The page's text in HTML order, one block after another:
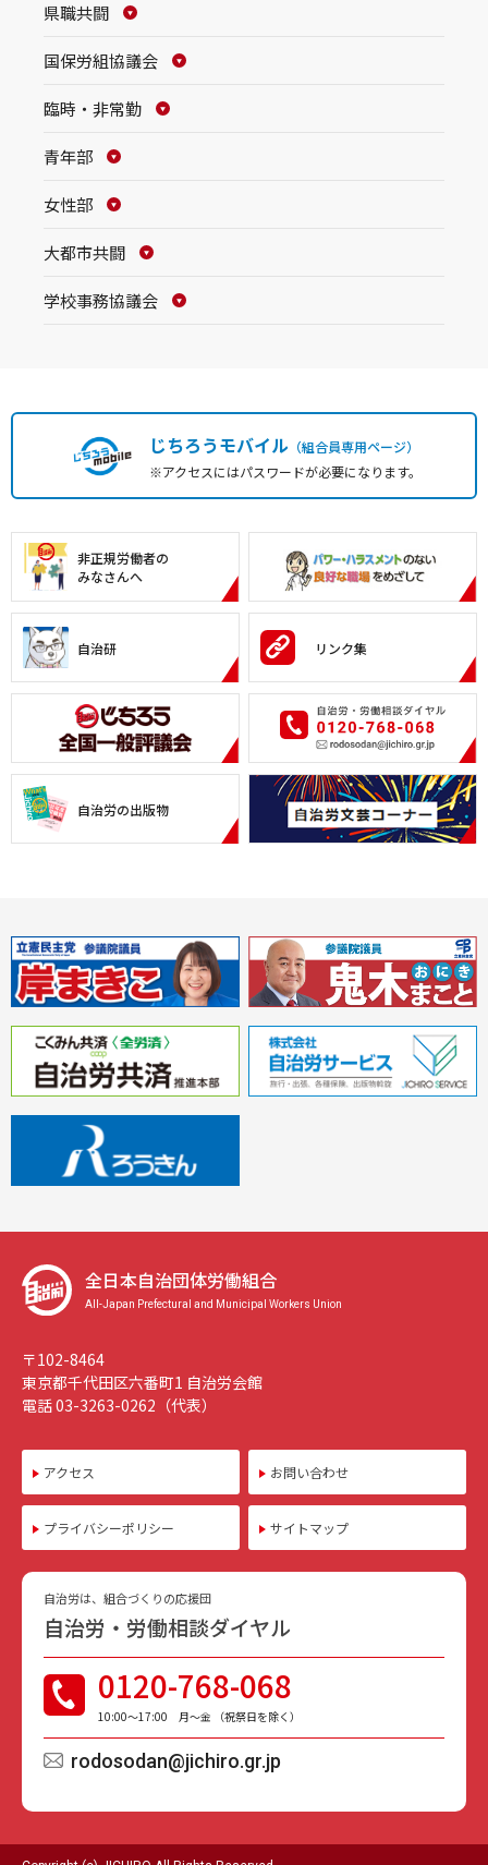
県職共闘
国保労組協議会
臨時・非常勤
青年部
女性部
大都市共闘
学校事務協議会
じちろうモバイル（組合員専用ページ）
※アクセスにはパスワードが必要になります。
非正規労働者の
みなさんへ
自治研 リンク集
自治労の出版物
全日本自治団体労働組合
All-Japan Prefectural and Municipal Workers Union
〒102-8464
東京都千代田区六番町1 自治労会館
電話 03-3263-0262（代表）
アクセス お問い合わせ
プライバシーポリシー サイトマップ
自治労は、組合づくりの応援団
自治労・労働相談ダイヤル
0120-768-068
10:00〜17:00 月〜金 （祝祭日を除く）
rodosodan@jichiro.gr.jp